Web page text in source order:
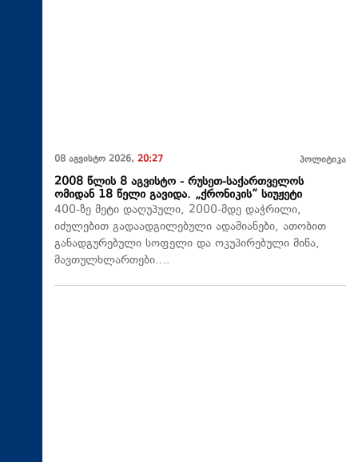
08 აგვისტო 2026, 20:27 პოლიტიკა
2008 წლის 8 აგვისტო - რუსეთ-საქართველოს
ომიდან 18 წელი გავიდა. „ქრონიკის“ სიუჟეტი
400-ზე მეტი დაღუპული, 2000-მდე დაჭრილი,
იძულებით გადაადგილებული ადამიანები, ათობით
განადგურებული სოფელი და ოკუპირებული მიწა,
მავთულხლართები….